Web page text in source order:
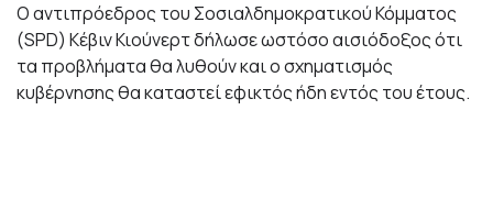
Ο αντιπρόεδρος του Σοσιαλδημοκρατικού Κόμματος
(SPD) Κέβιν Κιούνερτ δήλωσε ωστόσο αισιόδοξος ότι
τα προβλήματα θα λυθούν και ο σχηματισμός
κυβέρνησης θα καταστεί εφικτός ήδη εντός του έτους.